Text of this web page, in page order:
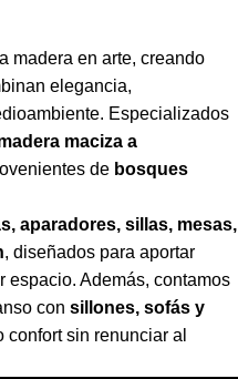
madera en arte, creando
elegancia,
Especializados
maciza a
de bosques
aparadores, sillas, mesas,
, diseñados para aportar
espacio. Además, contamos
con sillones, sofás y
confort sin renunciar al